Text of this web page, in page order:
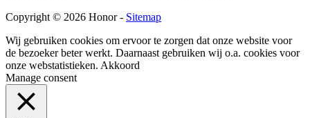
Copyright © 2026 Honor - Sitemap
Wij gebruiken cookies om ervoor te zorgen dat onze website voor
de bezoeker beter werkt. Daarnaast gebruiken wij o.a. cookies voor
onze webstatistieken. Akkoord
Manage consent